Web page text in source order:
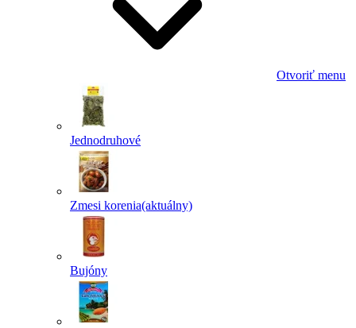
Otvoriť menu
Jednodruhové
Zmesi korenia(aktuálny)
Bujóny